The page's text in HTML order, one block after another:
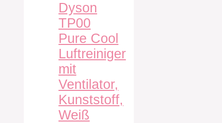
Dyson
TP00
Pure Cool
Luftreiniger
mit
Ventilator,
Kunststoff,
Weiß